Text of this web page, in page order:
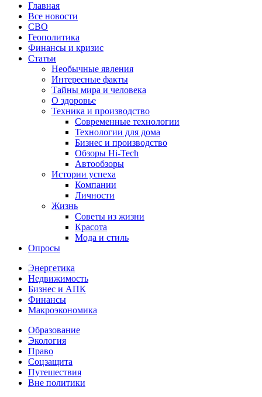
Главная
Все новости
СВО
Геополитика
Финансы и кризис
Статьи
Необычные явления
Интересные факты
Тайны мира и человека
О здоровье
Техника и производство
Современные технологии
Технологии для дома
Бизнес и производство
Обзоры Hi-Tech
Автообзоры
Истории успеха
Компании
Личности
Жизнь
Советы из жизни
Красота
Мода и стиль
Опросы
Энергетика
Недвижимость
Бизнес и АПК
Финансы
Макроэкономика
Образование
Экология
Право
Соцзащита
Путешествия
Вне политики